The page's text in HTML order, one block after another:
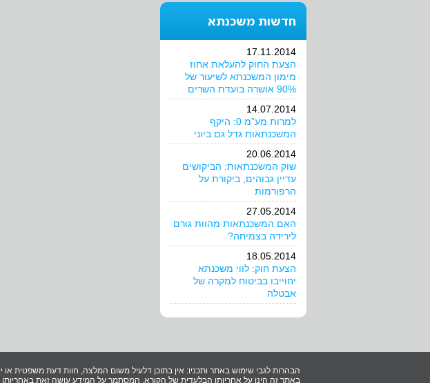
חדשות משכנתא
17.11.2014
הצעת החוק להעלאת אחוז
מימון המשכנתא לשיעור של
90% אושרה בועדת השרים
14.07.2014
למרות מע”מ 0: היקף
המשכנתאות גדל גם ביוני
20.06.2014
שוק המשכנתאות: הביקושים
עדיין גבוהים, ביקורת על
הרפורמות
27.05.2014
האם המשכנתאות מהוות גורם
לירידה בצמיחה?
18.05.2014
הצעת חוק: לווי משכנתא
יחוייבו בביטוח למקרה של
אבטלה
הבהרות לגבי שימוש באתר ותכניו: אין בתוכן דלעיל משום המלצה, חוות דעת משפטית או
באתר זה הינו על אחריותו הבלעדית של הקורא. המסתמך על המידע עושה זאת באחריותו